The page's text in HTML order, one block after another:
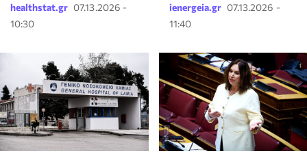
healthstat.gr 07.13.2026 -
10:30
ienergeia.gr 07.13.2026 -
11:40